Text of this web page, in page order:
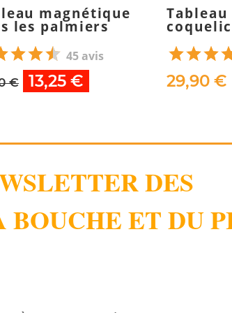
magnétique
les palmiers
45 avis
€ 13,25 €
Tableau
29,90 €
DES
ET DU